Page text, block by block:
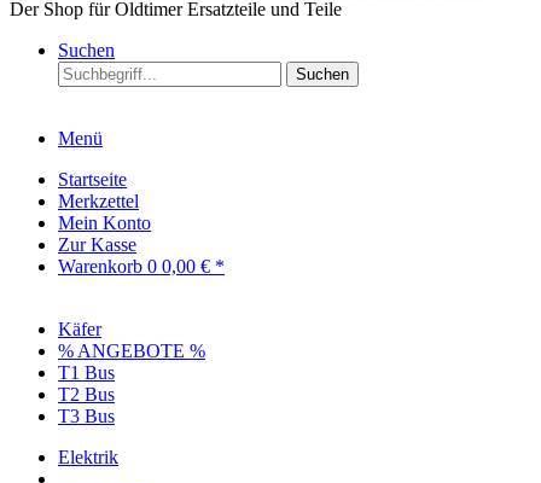
Der Shop für Oldtimer Ersatzteile und Teile
Suchen
Suchen
Menü
Startseite
Merkzettel
Mein Konto
Zur Kasse
Warenkorb 0 0,00 € *
Käfer
% ANGEBOTE %
T1 Bus
T2 Bus
T3 Bus
Elektrik